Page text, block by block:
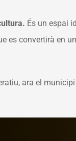
És un espai
es convertirà en
ara el